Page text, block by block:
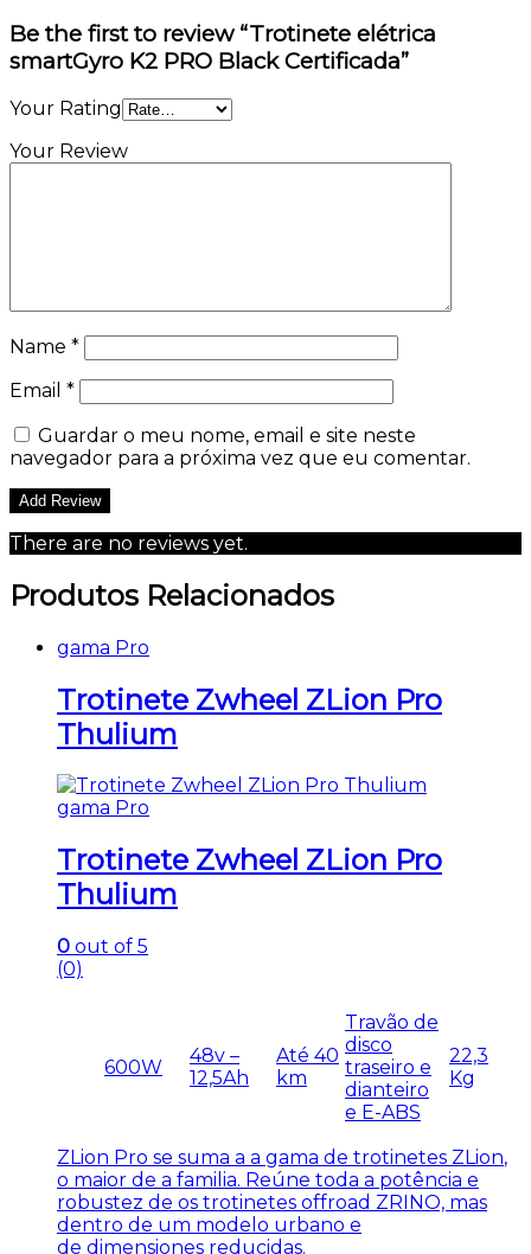
Be the first to review “Trotinete elétrica
smartGyro K2 PRO Black Certificada”
Your Rating
Your Review
Name *
Email *
Guardar o meu nome, email e site neste
navegador para a próxima vez que eu comentar.
There are no reviews yet.
Produtos Relacionados
gama Pro
Trotinete Zwheel ZLion Pro
Thulium
gama Pro
Trotinete Zwheel ZLion Pro
Thulium
0 out of 5
(0)
600W
48v –
12,5Ah
Até 40
km
Travão de
disco
traseiro e
dianteiro
e E-ABS
22,3
Kg
ZLion Pro se suma a a gama de trotinetes ZLion,
o maior de a familia. Reúne toda a potência e
robustez de os trotinetes offroad ZRINO, mas
dentro de um modelo urbano e
de dimensiones reducidas.